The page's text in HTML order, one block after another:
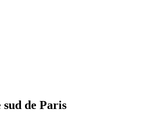
de Paris